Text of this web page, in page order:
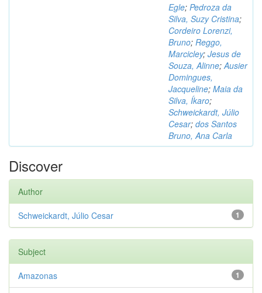
Egle; Pedroza da
Silva, Suzy Cristina;
Cordeiro Lorenzi,
Bruno; Reggo,
Marcicley; Jesus de
Souza, Alinne;Ausier
Domingues,
Jacqueline; Maia da
Silva, Íkaro;
Schweickardt, Júlio
Cesar; dos Santos
Bruno, Ana Carla
Discover
Author
1
Schweickardt, Júlio Cesar
Subject
1
Amazonas